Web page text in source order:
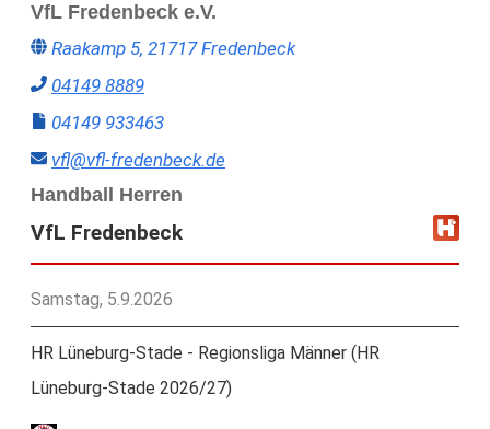
VfL Fredenbeck e.V.
Raakamp 5, 21717 Fredenbeck
04149 8889
04149 933463
vfl@vfl-fredenbeck.de
Handball Herren
VfL Fredenbeck
Samstag, 5.9.2026
HR Lüneburg-Stade - Regionsliga Männer (HR
Lüneburg-Stade 2026/27)